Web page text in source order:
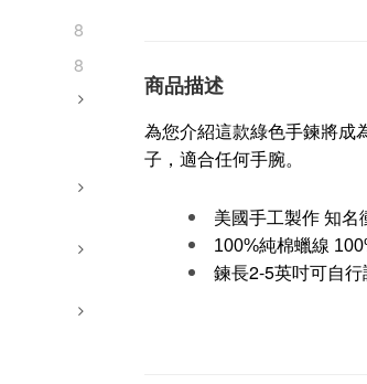
8
8
商品描述
為您介紹這款綠色手鍊將成
子，適合任何手腕。
美國手工製作 知名
100%純棉蠟線
鍊長2-5英吋可自